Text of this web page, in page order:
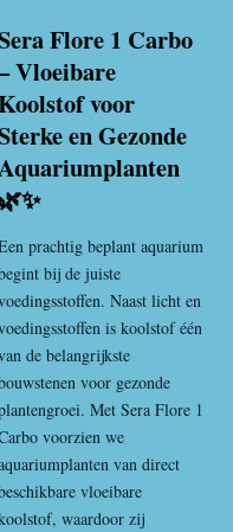
Flore 1 Carbo
Vloeibare
voor
en Gezonde
🌿✨
prachtig beplant aquarium
bij de juiste
Naast licht en
is koolstof één
de belangrijkste
voor gezonde
Met Sera Flore 1
voorzien we
van direct
vloeibare
waardoor zij